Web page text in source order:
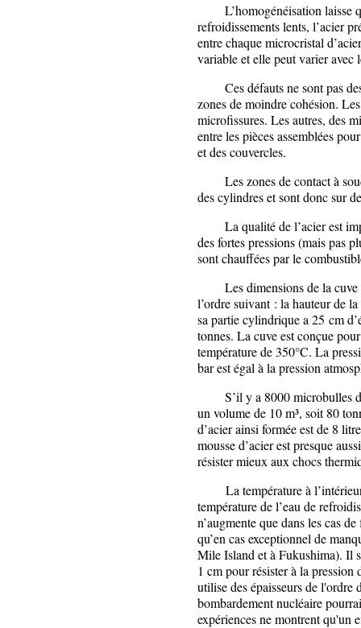
L’homogénéisation laisse
refroidissements lents, l’acier
entre chaque microcristal
variable et elle peut varier avec
Ces défauts ne sont pas des
zones de moindre cohésion.
microfissures. Les autres, des
entre les pièces assemblées
et des couvercles.
Les zones de contact à
des cylindres et sont donc sur
La qualité de l’acier est
des fortes pressions (mais pas
sont chauffées par le
Les dimensions de la cuve
l’ordre suivant : la hauteur de
sa partie cylindrique a 25 cm
tonnes. La cuve est conçue
température de 350°C. La
bar est égal à la pression
S’il y a 8000 microbulles de
un volume de 10 m³, soit 80
d’acier ainsi formée est de 8
mousse d’acier est presque
résister mieux aux chocs
La température à l’intérieur
température de l’eau de
n’augmente que dans les cas
qu’en cas exceptionnel de
Mile Island et à Fukushima). Il
1 cm pour résister à la pression
utilise des épaisseurs de l'ordre
bombardement nucléaire
expériences ne montrent qu'un